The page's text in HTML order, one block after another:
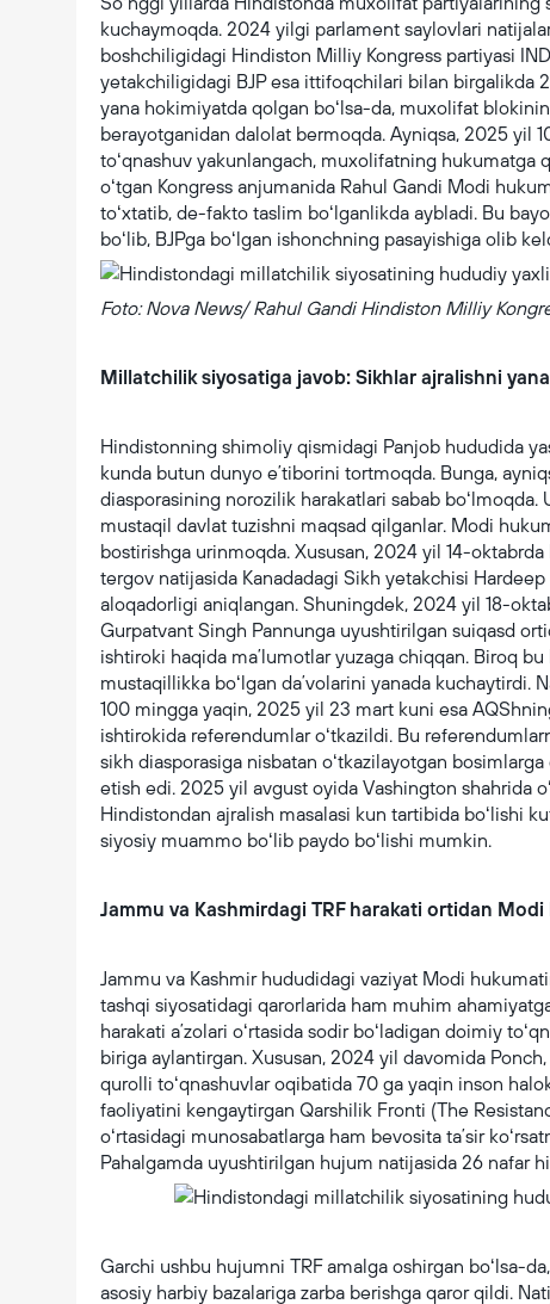
kuchaymoqda. 2024 yilgi parlament saylovlari
boshchiligidagi Hindiston Milliy Kongress partiyasi
yetakchiligidagi BJP esa ittifoqchilari bilan birgalikda
yana hokimiyatda qolgan boʻlsa-da, muxolifat
berayotganidan dalolat bermoqda. Ayniqsa, 2025 yil
toʻqnashuv yakunlangach, muxolifatning
oʻtgan Kongress anjumanida Rahul Gandi Modi
toʻxtatib, de-fakto taslim boʻlganlikda aybladi. Bu
boʻlib, BJPga boʻlgan ishonchning pasayishiga olib
Foto: Nova News/ Rahul Gandi Hindiston Milliy
Millatchilik siyosatiga javob: Sikhlar ajralishni
Hindistonning shimoliy qismidagi Panjob hududida
kunda butun dunyo eʼtiborini tortmoqda. Bunga,
diasporasining norozilik harakatlari sabab
mustaqil davlat tuzishni maqsad qilganlar. Modi
bostirishga urinmoqda. Xususan, 2024 yil 14-
tergov natijasida Kanadadagi Sikh yetakchisi
aloqadorligi aniqlangan. Shuningdek, 2024 yil 18-
Gurpatvant Singh Pannunga uyushtirilgan suiqasd
ishtiroki haqida maʼlumotlar yuzaga chiqqan. Biroq
mustaqillikka boʻlgan daʼvolarini yanada kuchaytirdi.
100 mingga yaqin, 2025 yil 23 mart kuni esa
ishtirokida referendumlar oʻtkazildi. Bu
sikh diasporasiga nisbatan oʻtkazilayotgan
etish edi. 2025 yil avgust oyida Vashington shahrida
Hindistondan ajralish masalasi kun tartibida boʻlishi
siyosiy muammo boʻlib paydo boʻlishi mumkin.
Jammu va Kashmirdagi TRF harakati ortidan
Jammu va Kashmir hududidagi vaziyat Modi
tashqi siyosatidagi qarorlarida ham muhim
harakati aʼzolari oʻrtasida sodir boʻladigan doimiy
biriga aylantirgan. Xususan, 2024 yil davomida
qurolli toʻqnashuvlar oqibatida 70 ga yaqin inson
faoliyatini kengaytirgan Qarshilik Fronti (The
oʻrtasidagi munosabatlarga ham bevosita taʼsir
Pahalgamda uyushtirilgan hujum natijasida 26 nafar
Garchi ushbu hujumni TRF amalga oshirgan boʻlsa-
asosiy harbiy bazalariga zarba berishga qaror qildi.